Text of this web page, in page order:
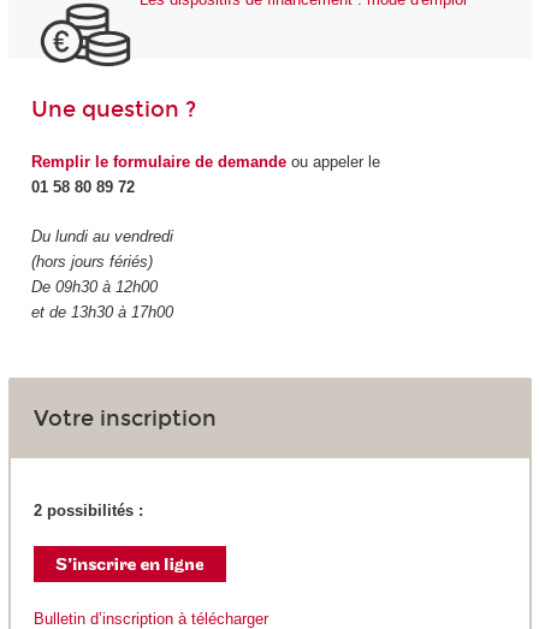
Une question ?
Remplir le formulaire de demandeou appeler le
01 58 80 89 72
Du lundi au vendredi
(hors jours fériés)
De 09h30 à 12h00
et de 13h30 à 17h00
Votre inscription
2 possibilités :
Bulletin d’inscription à télécharger